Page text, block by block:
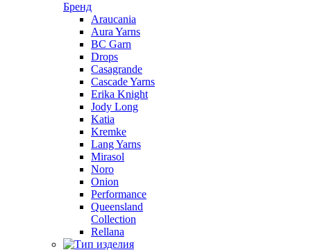
Бренд
Araucania
Aura Yarns
BC Garn
Drops
Casagrande
Cascade Yarns
Erika Knight
Jody Long
Katia
Kremke
Lang Yarns
Mirasol
Noro
Onion
Performance
Queensland
Collection
Rellana